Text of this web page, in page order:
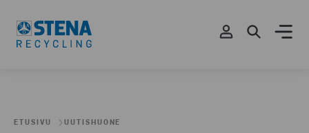
ETUSIVU UUTISHUONE